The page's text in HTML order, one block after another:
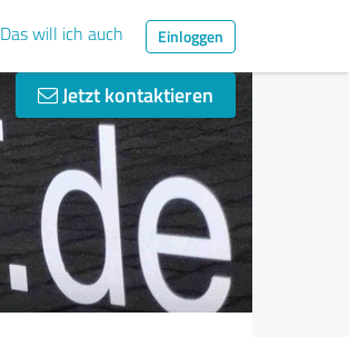
Das will ich auch Einloggen
Jetzt kontaktieren